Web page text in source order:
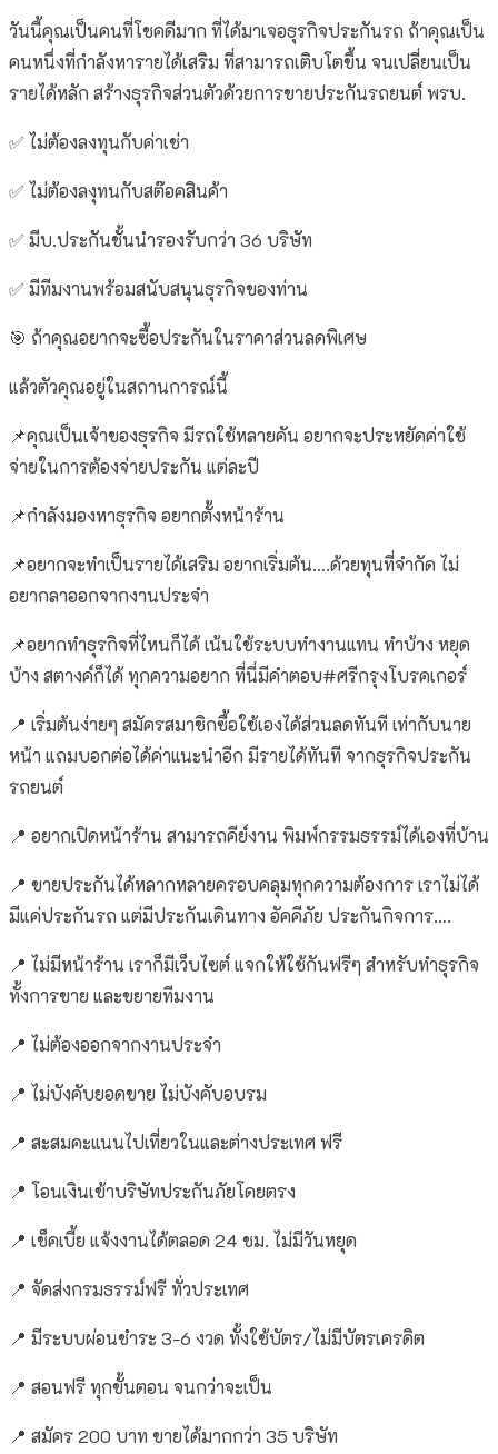
วันนี้คุณเป็นคนที่โชคดีมาก ที่ได้มาเจอธุรกิจประกันรถ ถ้าคุณเป็น
คนหนึ่งที่กำลังหารายได้เสริม ที่สามารถเติบโตขึ้น จนเปลี่ยนเป็น
รายได้หลัก สร้างธุรกิจส่วนตัวด้วยการขายประกันรถยนต์ พรบ.
✅ ไม่ต้องลงทุนกับค่าเช่า
✅ ไม่ต้องลงุทนกับสต๊อคสินค้า
✅ มีบ.ประกันชั้นนำรองรับกว่า 36 บริษัท
✅ มีทีมงานพร้อมสนับสนุนธุรกิจของท่าน
🎯 ถ้าคุณอยากจะซื้อประกันในราคาส่วนลดพิเศษ
แล้วตัวคุณอยู่ในสถานการณ์นี้
📌คุณเป็นเจ้าของธุรกิจ มีรถใช้หลายคัน อยากจะประหยัดค่าใช้
จ่ายในการต้องจ่ายประกัน แต่ละปี
📌กำลังมองหาธุรกิจ อยากตั้งหน้าร้าน
📌อยากจะทำเป็นรายได้เสริม อยากเริ่มต้น….ด้วยทุนที่จำกัด ไม่
อยากลาออกจากงานประจำ
📌อยากทำธุรกิจที่ไหนก็ได้ เน้นใช้ระบบทำงานแทน ทำบ้าง หยุด
บ้าง สตางค์ก็ได้ ทุกความอยาก ที่นี่มีคำตอบ#ศรีกรุงโบรคเกอร์
📍 เริ่มต้นง่ายๆ สมัครสมาชิกซื้อใช้เองได้ส่วนลดทันที เท่ากับนาย
หน้า แถมบอกต่อได้ค่าแนะนำอีก มีรายได้ทันที จากธุรกิจประกัน
รถยนต์
📍 อยากเปิดหน้าร้าน สามารถคีย์งาน พิมพ์กรรมธรรม์ได้เองที่บ้าน
📍 ขายประกันได้หลากหลายครอบคลุมทุกความต้องการ เราไม่ได้
มีแค่ประกันรถ แต่มีประกันเดินทาง อัคคีภัย ประกันกิจการ….
📍 ไม่มีหน้าร้าน เราก็มีเว็บไซต์ แจกให้ใช้กันฟรีๆ สำหรับทำธุรกิจ
ทั้งการขาย และขยายทีมงาน
📍 ไม่ต้องออกจากงานประจำ
📍 ไม่บังคับยอดขาย ไม่บังคับอบรม
📍 สะสมคะแนนไปเที่ยวในและต่างประเทศ ฟรี
📍 โอนเงินเข้าบริษัทประกันภัยโดยตรง
📍 เช็คเบี้ย แจ้งงานได้ตลอด 24 ชม. ไม่มีวันหยุด
📍 จัดส่งกรมธรรม์ฟรี ทั่วประเทศ
📍 มีระบบผ่อนชำระ 3-6 งวด ทั้งใช้บัตร/ไม่มีบัตรเครดิต
📍 สอนฟรี ทุกขั้นตอน จนกว่าจะเป็น
📍 สมัคร 200 บาท ขายได้มากกว่า 35 บริษัท